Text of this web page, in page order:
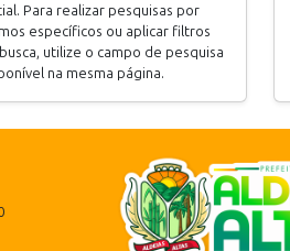
Para realizar pesquisas por
específicos ou aplicar filtros
utilize o campo de pesquisa
na mesma página.